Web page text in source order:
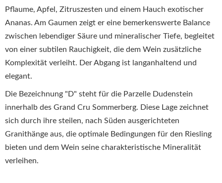
Pflaume, Apfel, Zitruszesten und einem Hauch exotischer
Ananas. Am Gaumen zeigt er eine bemerkenswerte Balance
zwischen lebendiger Säure und mineralischer Tiefe, begleitet
von einer subtilen Rauchigkeit, die dem Wein zusätzliche
Komplexität verleiht. Der Abgang ist langanhaltend und
elegant.
Die Bezeichnung "D" steht für die Parzelle Dudenstein
innerhalb des Grand Cru Sommerberg. Diese Lage zeichnet
sich durch ihre steilen, nach Süden ausgerichteten
Granithänge aus, die optimale Bedingungen für den Riesling
bieten und dem Wein seine charakteristische Mineralität
verleihen.